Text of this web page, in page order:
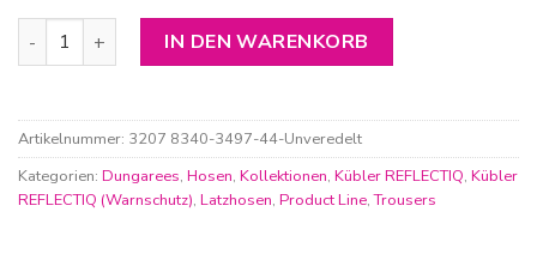
Kübler Reflectiq Latzhose Menge
IN DEN WARENKORB
Artikelnummer: 3207 8340-3497-44-Unveredelt
Kategorien: Dungarees, Hosen, Kollektionen, Kübler REFLECTIQ, Kübler
REFLECTIQ (Warnschutz), Latzhosen, Product Line,Trousers